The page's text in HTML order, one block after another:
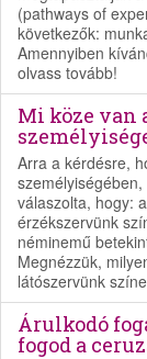
(pathways of
következők:
Amennyiben
olvass tovább!
Mi köze van
Arra a kérdésre,
válaszolta, hogy:
érzékszervünk
néminemű
Megnézzük,
látószervünk
Árulkodó
fogod a